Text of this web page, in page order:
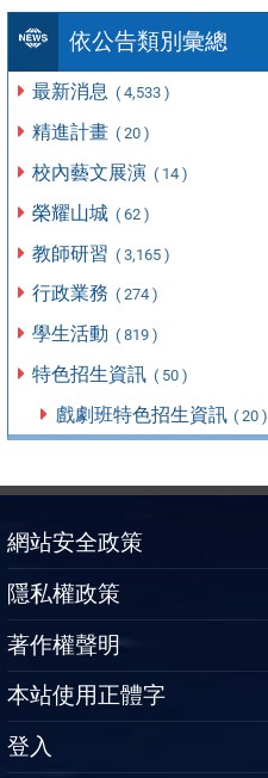
依公告類別彙總
最新消息 ( 4,533 )
精進計畫 ( 20 )
校內藝文展演 ( 14 )
榮耀山城 ( 62 )
教師研習 ( 3,165 )
行政業務 ( 274 )
學生活動 ( 819 )
特色招生資訊 ( 50 )
戲劇班特色招生資訊 ( 20 )
網站安全政策
隱私權政策
著作權聲明
本站使用正體字
登入